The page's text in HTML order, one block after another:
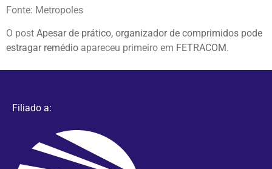
Fonte: Metropoles
O post Apesar de prático, organizador de comprimidos pode
estragar remédio apareceu primeiro em FETRACOM.
Filiado a: